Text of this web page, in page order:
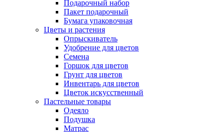
Подарочный набор
Пакет подарочный
Бумага упаковочная
Цветы и растения
Опрыскиватель
Удобрение для цветов
Семена
Горшок для цветов
Грунт для цветов
Инвентарь для цветов
Цветок искусственный
Пастельные товары
Одеяло
Подушка
Матрас